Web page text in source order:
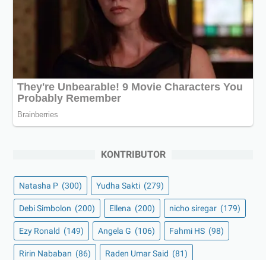
KONTRIBUTOR
Natasha P (300) Yudha Sakti (279)
Debi Simbolon (200) Ellena (200) nicho siregar (179)
Ezy Ronald (149) Angela G (106) Fahmi HS (98)
Ririn Nababan (86) Raden Umar Said (81)